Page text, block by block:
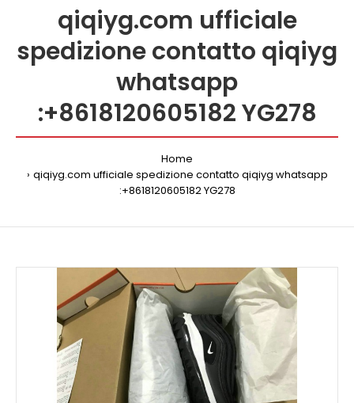
qiqiyg.com ufficiale
spedizione contatto qiqiyg
whatsapp
:+8618120605182 YG278
Home
qiqiyg.com ufficiale spedizione contatto qiqiyg whatsapp
:+8618120605182 YG278